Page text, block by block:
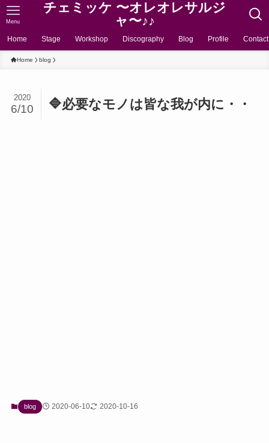
チェミッケ 〜オレオレサルジ
ャ〜♪♪
Menu
Home Stage Workshop Discography Blog Profile Contact
Home blog
🔷必要なモノは皆な我が内に・・
2020
6/10
blog 2020-06-10 2020-10-16